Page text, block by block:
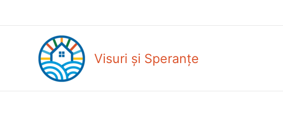
Visuri și Speranțe